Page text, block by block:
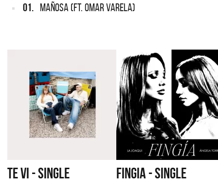
01. MAÑOSA (FT. OMAR VARELA)
TE VI - SINGLE FINGIA - SINGLE